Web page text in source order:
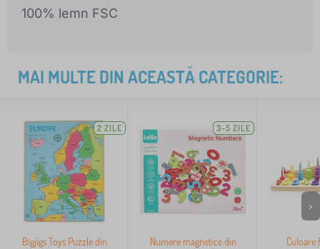
100% lemn FSC
MAI MULTE DIN ACEASTĂ CATEGORIE:
2 ZILE
Bigjigs Toys Puzzle din
3-5 ZILE
Numere magnetice din
Culoare
>